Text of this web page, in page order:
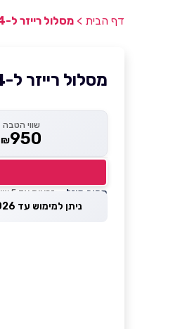
דף הבית > מסלול רייזר ל-4
מסלול רייזר ל-4
שווי הטבה
₪950
מחיר מוזל — זכאות עד 5 שוברים לחודש קלנדרי
ניתן למימוש עד 31.12.2026